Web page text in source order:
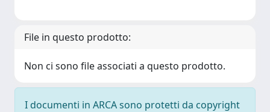
File in questo prodotto:
Non ci sono file associati a questo prodotto.
I documenti in ARCA sono protetti da copyright